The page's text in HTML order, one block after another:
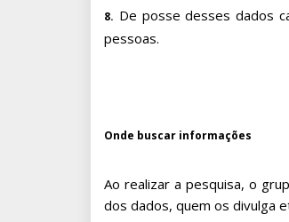
8. De posse desses dados
pessoas.
Onde buscar informações
Ao realizar a pesquisa, o
dos dados, quem os divulga